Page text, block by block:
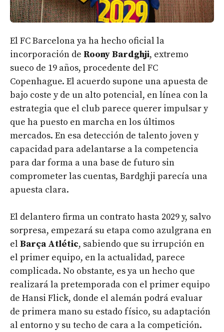
El FC Barcelona ya ha hecho oficial la
incorporación de Roony Bardghji, extremo
sueco de 19 años, procedente del FC
Copenhague. El acuerdo supone una apuesta de
bajo coste y de un alto potencial, en línea con la
estrategia que el club parece querer impulsar y
que ha puesto en marcha en los últimos
mercados. En esa detección de talento joven y
capacidad para adelantarse a la competencia
para dar forma a una base de futuro sin
comprometer las cuentas, Bardghji parecía una
apuesta clara.
El delantero firma un contrato hasta 2029 y, salvo
sorpresa, empezará su etapa como azulgrana en
el Barça Atlétic, sabiendo que su irrupción en
el primer equipo, en la actualidad, parece
complicada. No obstante, es ya un hecho que
realizará la pretemporada con el primer equipo
de Hansi Flick, donde el alemán podrá evaluar
de primera mano su estado físico, su adaptación
al entorno y su techo de cara a la competición.